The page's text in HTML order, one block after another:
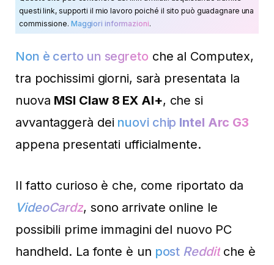
questi link, supporti il mio lavoro poiché il sito può guadagnare una
commissione. Maggiori informazioni.
Non è certo un segreto che al Computex,
tra pochissimi giorni, sarà presentata la
nuova MSI Claw 8 EX AI+, che si
avvantaggerà dei nuovi chip Intel Arc G3
appena presentati ufficialmente.
Il fatto curioso è che, come riportato da
VideoCardz, sono arrivate online le
possibili prime immagini del nuovo PC
handheld. La fonte è un post Redditche è